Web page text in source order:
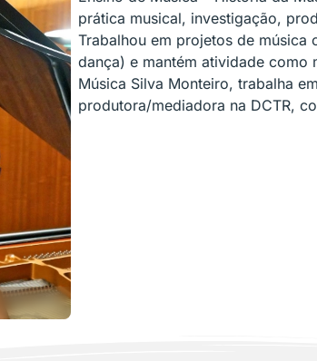
prática musical, investigação,
Trabalhou em projetos de música
dança) e mantém atividade como
Música Silva Monteiro, trabalha
produtora/mediadora na DCTR,